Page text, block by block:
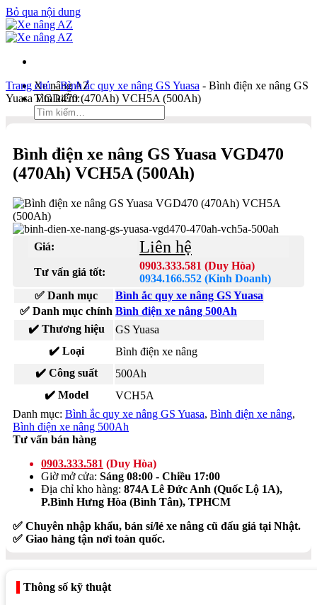
Bỏ qua nội dung
Xe nâng AZ
Tìm kiếm:
Duy Hòa
0903 333 581
Kinh Doanh
Bản đồ
Liên hệ
Tìm kiếm:
Trang chủ-Bình ắc quy xe nâng GS Yuasa - Bình điện xe nâng GS
Yuasa VGD470 (470Ah) VCH5A (500Ah)
Bình điện xe nâng GS Yuasa VGD470
(470Ah) VCH5A (500Ah)
Giá: Liên hệ
Tư vấn giá tốt:
0903.333.581 (Duy Hòa)
0934.166.552 (Kinh Doanh)
✅ Danh mục
Bình ắc quy xe nâng GS Yuasa
✅ Danh mục chính Bình điện xe nâng 500Ah
✔️ Thương hiệu
GS Yuasa
✔️ Loại
Bình điện xe nâng
✔️ Công suất
500Ah
✔️ Model
VCH5A
Danh mục: Bình ắc quy xe nâng GS Yuasa, Bình điện xe nâng,
Bình điện xe nâng 500Ah
Tư vấn bán hàng
0903.333.581 (Duy Hòa)
Giờ mở cửa: Sáng 08:00 - Chiều 17:00
Địa chỉ kho hàng: 874A Lê Đức Anh (Quốc Lộ 1A),
P.Bình Hưng Hòa (Bình Tân), TPHCM
✅ Chuyên nhập khẩu, bán sỉ/lẻ xe nâng cũ đấu giá tại Nhật.
✅ Giao hàng tận nơi toàn quốc.
Thông số kỹ thuật